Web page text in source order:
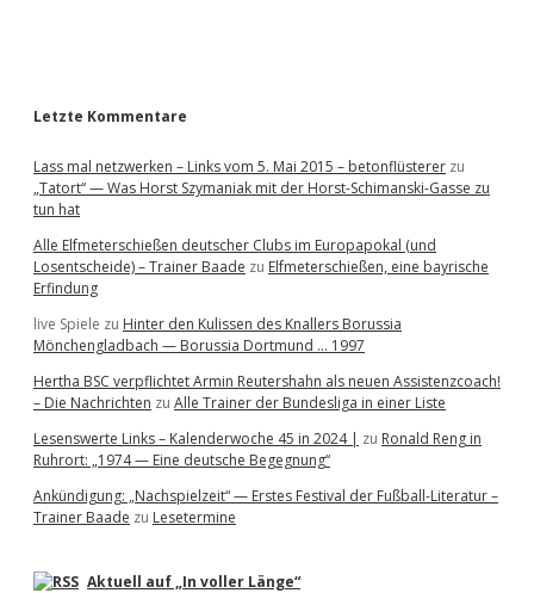
Letzte Kommentare
Lass mal netzwerken – Links vom 5. Mai 2015 – betonflüsterer zu
„Tatort“ — Was Horst Szymaniak mit der Horst-Schimanski-Gasse zu
tun hat
Alle Elfmeterschießen deutscher Clubs im Europapokal (und
Losentscheide) – Trainer Baade zu Elfmeterschießen, eine bayrische
Erfindung
live Spiele zu Hinter den Kulissen des Knallers Borussia
Mönchengladbach — Borussia Dortmund … 1997
Hertha BSC verpflichtet Armin Reutershahn als neuen Assistenzcoach!
– Die Nachrichten zu Alle Trainer der Bundesliga in einer Liste
Lesenswerte Links – Kalenderwoche 45 in 2024 | zu Ronald Reng in
Ruhrort: „1974 — Eine deutsche Begegnung“
Ankündigung: „Nachspielzeit“ — Erstes Festival der Fußball-Literatur –
Trainer Baade zu Lesetermine
Aktuell auf „In voller Länge“